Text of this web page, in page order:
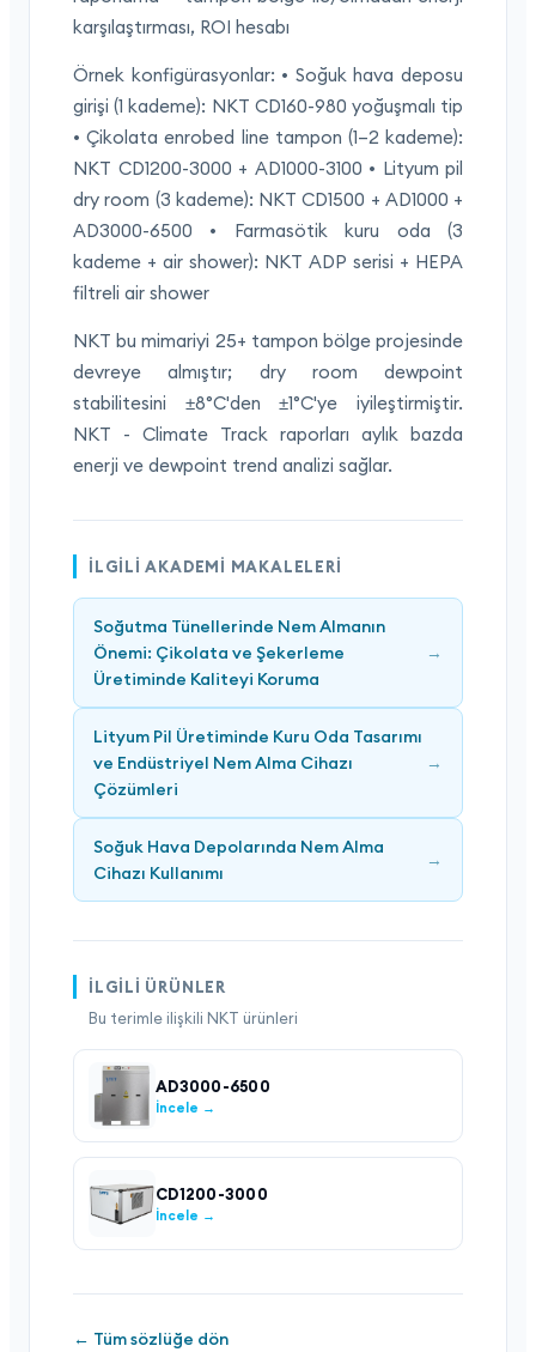
karşılaştırması, ROI hesabı
Örnek konfigürasyonlar: • Soğuk hava deposu
girişi (1 kademe): NKT CD160-980 yoğuşmalı tip
• Çikolata enrobed line tampon (1–2 kademe):
NKT CD1200-3000 + AD1000-3100 • Lityum pil
dry room (3 kademe): NKT CD1500 + AD1000 +
AD3000-6500 • Farmasötik kuru oda (3
kademe + air shower): NKT ADP serisi + HEPA
filtreli air shower
NKT bu mimariyi 25+ tampon bölge projesinde
devreye almıştır; dry room dewpoint
stabilitesini ±8°C'den ±1°C'ye iyileştirmiştir.
NKT - Climate Track raporları aylık bazda
enerji ve dewpoint trend analizi sağlar.
İLGILI AKADEMI MAKALELERI
Soğutma Tünellerinde Nem Almanın
Önemi: Çikolata ve Şekerleme
Üretiminde Kaliteyi Koruma
→
Lityum Pil Üretiminde Kuru Oda Tasarımı
ve Endüstriyel Nem Alma Cihazı
Çözümleri
→
Soğuk Hava Depolarında Nem Alma
Cihazı Kullanımı
→
İLGILI ÜRÜNLER
Bu terimle ilişkili NKT ürünleri
AD3000-6500
İncele →
CD1200-3000
İncele →
← Tüm sözlüğe dön